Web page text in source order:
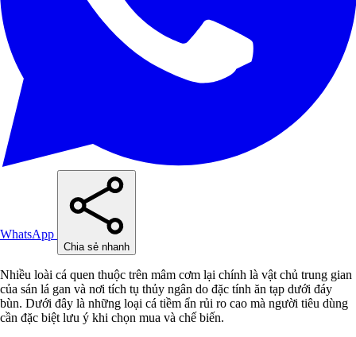
WhatsApp
Chia sẻ nhanh
Nhiều loài cá quen thuộc trên mâm cơm lại chính là vật chủ trung gian
của sán lá gan và nơi tích tụ thủy ngân do đặc tính ăn tạp dưới đáy
bùn. Dưới đây là những loại cá tiềm ẩn rủi ro cao mà người tiêu dùng
cần đặc biệt lưu ý khi chọn mua và chế biến.